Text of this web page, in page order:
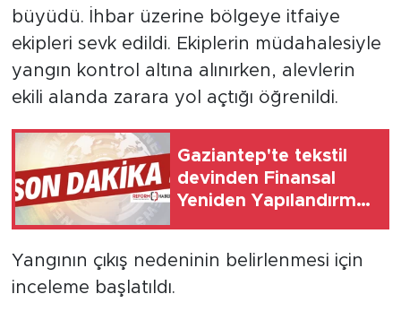
büyüdü. İhbar üzerine bölgeye itfaiye
ekipleri sevk edildi. Ekiplerin müdahalesiyle
yangın kontrol altına alınırken, alevlerin
ekili alanda zarara yol açtığı öğrenildi.
Gaziantep'te tekstil
devinden Finansal
Yeniden Yapılandırma
Yangının çıkış nedeninin belirlenmesi için
inceleme başlatıldı.